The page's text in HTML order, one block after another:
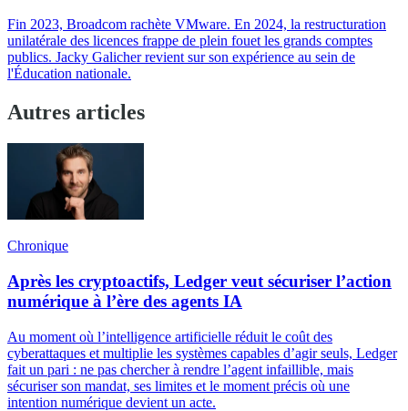
Fin 2023, Broadcom rachète VMware. En 2024, la restructuration
unilatérale des licences frappe de plein fouet les grands comptes
publics. Jacky Galicher revient sur son expérience au sein de
l'Éducation nationale.
Autres articles
Chronique
Après les cryptoactifs, Ledger veut sécuriser l’action
numérique à l’ère des agents IA
Au moment où l’intelligence artificielle réduit le coût des
cyberattaques et multiplie les systèmes capables d’agir seuls, Ledger
fait un pari : ne pas chercher à rendre l’agent infaillible, mais
sécuriser son mandat, ses limites et le moment précis où une
intention numérique devient un acte.